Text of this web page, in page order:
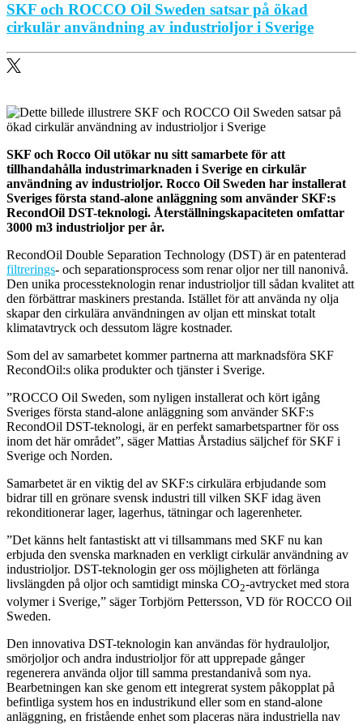
SKF och ROCCO Oil Sweden satsar på ökad
cirkulär användning av industrioljor i Sverige
SKF och Rocco Oil utökar nu sitt samarbete för att
tillhandahålla industrimarknaden i Sverige en cirkulär
användning av industrioljor. Rocco Oil Sweden har installerat
Sveriges första stand-alone anläggning som använder SKF:s
RecondOil DST-teknologi. Återställningskapaciteten omfattar
3000 m3 industrioljor per år.
RecondOil Double Separation Technology (DST) är en patenterad
filtrerings- och separationsprocess som renar oljor ner till nanonivå.
Den unika processteknologin renar industrioljor till sådan kvalitet att
den förbättrar maskiners prestanda. Istället för att använda ny olja
skapar den cirkulära användningen av oljan ett minskat totalt
klimatavtryck och dessutom lägre kostnader.
Som del av samarbetet kommer partnerna att marknadsföra SKF
RecondOil:s olika produkter och tjänster i Sverige.
”ROCCO Oil Sweden, som nyligen installerat och kört igång
Sveriges första stand-alone anläggning som använder SKF:s
RecondOil DST-teknologi, är en perfekt samarbetspartner för oss
inom det här området”, säger Mattias Årstadius säljchef för SKF i
Sverige och Norden.
Samarbetet är en viktig del av SKF:s cirkulära erbjudande som
bidrar till en grönare svensk industri till vilken SKF idag även
rekonditionerar lager, lagerhus, tätningar och lagerenheter.
”Det känns helt fantastiskt att vi tillsammans med SKF nu kan
erbjuda den svenska marknaden en verkligt cirkulär användning av
industrioljor. DST-teknologin ger oss möjligheten att förlänga
livslängden på oljor och samtidigt minska CO2-avtrycket med stora
volymer i Sverige,” säger Torbjörn Pettersson, VD för ROCCO Oil
Sweden.
Den innovativa DST-teknologin kan användas för hydrauloljor,
smörjoljor och andra industrioljor för att upprepade gånger
regenerera använda oljor till samma prestandanivå som nya.
Bearbetningen kan ske genom ett integrerat system påkopplat på
befintliga system hos en industrikund eller som en stand-alone
anläggning, en fristående enhet som placeras nära industriella nav